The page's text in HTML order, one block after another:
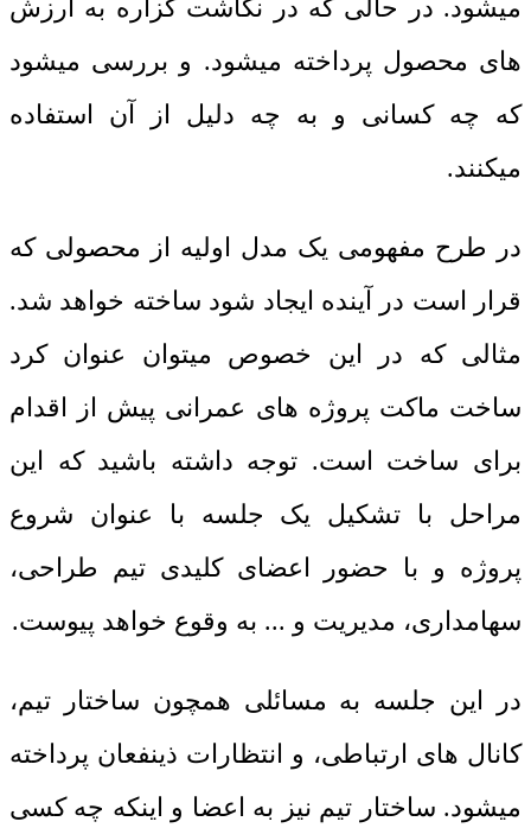
میشود. در حالی که در نگاشت گزاره به ارزش
های محصول پرداخته میشود. و بررسی میشود
که چه کسانی و به چه دلیل از آن استفاده
میکنند.
در طرح مفهومی یک مدل اولیه از محصولی که
قرار است در آینده ایجاد شود ساخته خواهد شد.
مثالی که در این خصوص میتوان عنوان کرد
ساخت ماکت پروژه های عمرانی پیش از اقدام
برای ساخت است. توجه داشته باشید که این
مراحل با تشکیل یک جلسه با عنوان شروع
پروژه و با حضور اعضای کلیدی تیم طراحی،
سهامداری، مدیریت و ... به وقوع خواهد پیوست.
در این جلسه به مسائلی همچون ساختار تیم،
کانال های ارتباطی، و انتظارات ذینفعان پرداخته
میشود. ساختار تیم نیز به اعضا و اینکه چه کسی